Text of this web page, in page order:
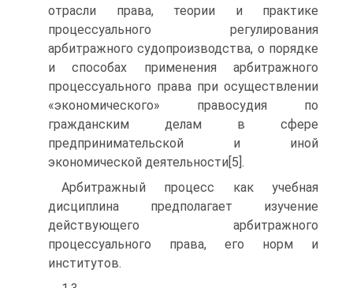
отрасли права, теории и практике
процессуального регулирования
арбитражного судопроизводства, о порядке
и способах применения арбитражного
процессуального права при осуществлении
«экономического» правосудия по
гражданским делам в сфере
предпринимательской и иной
экономической деятельности[5].
Арбитражный процесс как учебная
дисциплина предполагает изучение
действующего арбитражного
процессуального права, его норм и
институтов.